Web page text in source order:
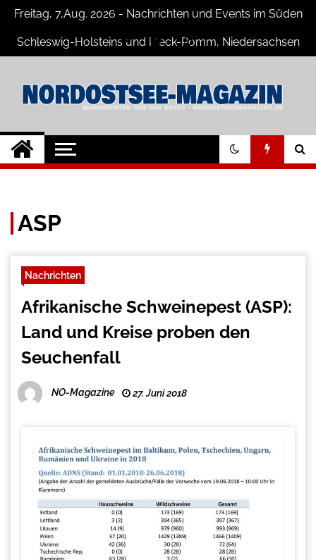
Skip
content
Freitag, 7,Aug. 2026 - Nachrichten und Events im Süden
Schleswig-Holsteins und Meck-Pomm, Niedersachsen
Nord-Ostsee-
Magazine Blog
Der Blog der Nord-Ostsee Magazine
ASP
Nachrichten
Afrikanische Schweinepest (ASP):
Land und Kreise proben den
Seuchenfall
NO-Magazine 27. Juni 2018